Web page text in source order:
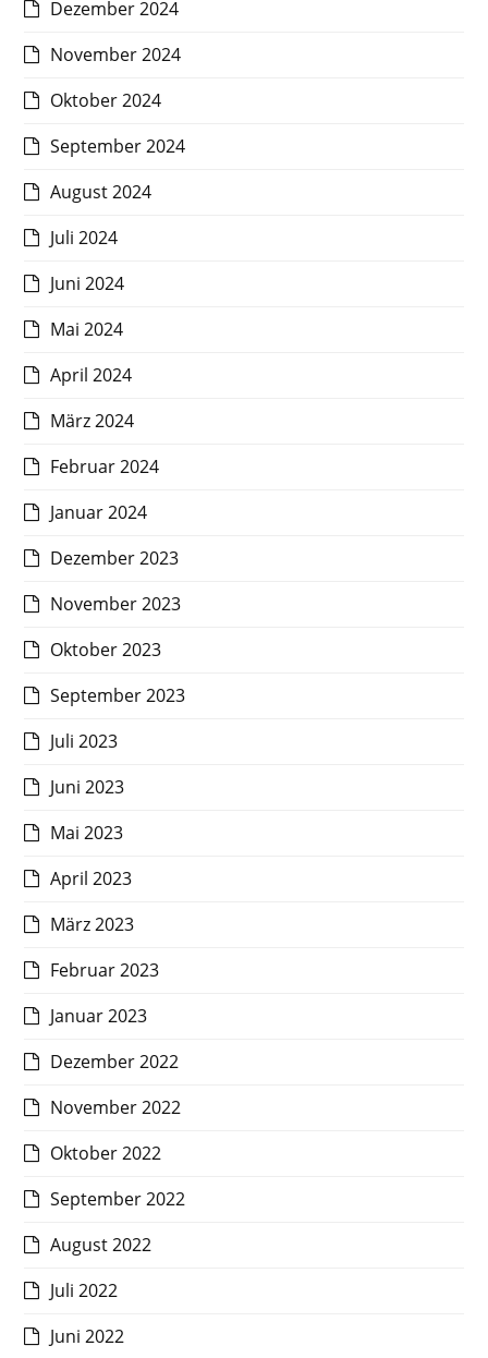
Dezember 2024
November 2024
Oktober 2024
September 2024
August 2024
Juli 2024
Juni 2024
Mai 2024
April 2024
März 2024
Februar 2024
Januar 2024
Dezember 2023
November 2023
Oktober 2023
September 2023
Juli 2023
Juni 2023
Mai 2023
April 2023
März 2023
Februar 2023
Januar 2023
Dezember 2022
November 2022
Oktober 2022
September 2022
August 2022
Juli 2022
Juni 2022